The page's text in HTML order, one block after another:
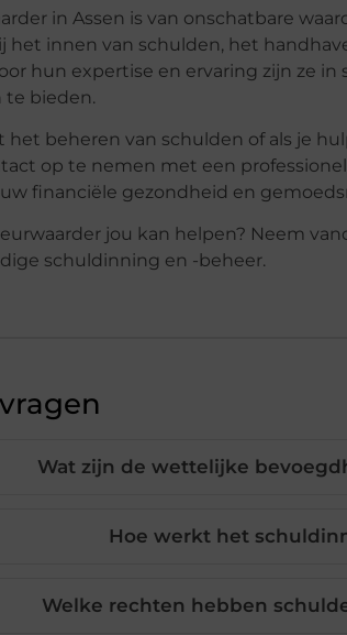
in Assen is van onschatbare
het innen van schulden, het
hun expertise en ervaring zijn ze
te bieden.
het beheren van schulden of als je
op te nemen met een
financiële gezondheid en
jou kan helpen? Neem
schuldinning en -beheer.
Wat zijn de wettelijke
Hoe werkt het
Welke rechten hebben